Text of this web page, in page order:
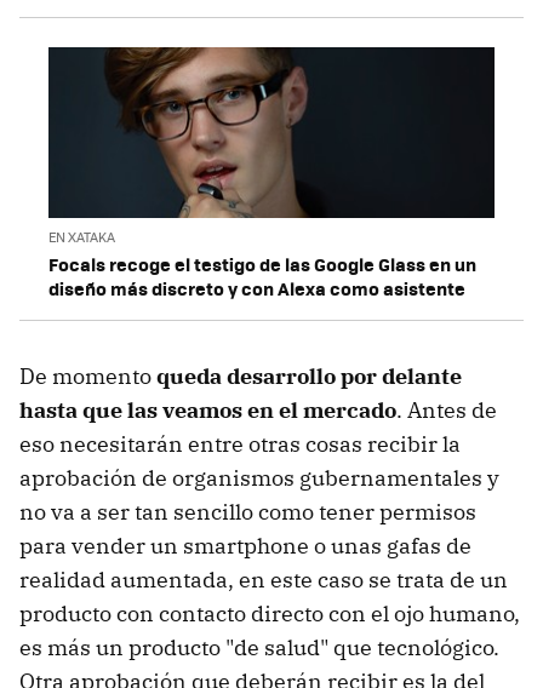
EN XATAKA
Focals recoge el testigo de las Google Glass en un
diseño más discreto y con Alexa como asistente
De momentoqueda desarrollo por delante
hasta que las veamos en el mercado. Antes de
eso necesitarán entre otras cosas recibir la
aprobación de organismos gubernamentales y
no va a ser tan sencillo como tener permisos
para vender un smartphone o unas gafas de
realidad aumentada, en este caso se trata de un
producto con contacto directo con el ojo humano,
es más un producto "de salud" que tecnológico.
Otra aprobación que deberán recibir es la del